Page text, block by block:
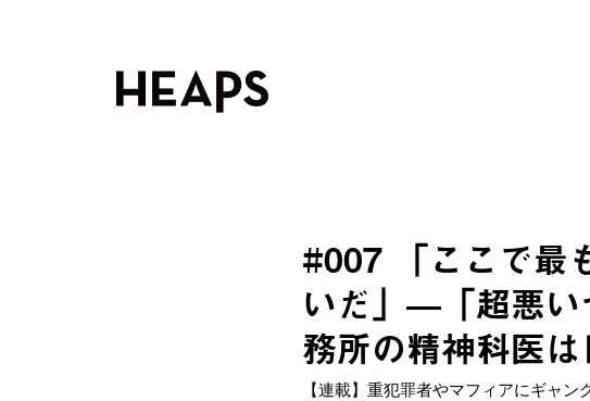
#007 「ここで最
いだ」—「超悪い
務所の精神科医は
【連載】重犯罪者やマフィアにギャ